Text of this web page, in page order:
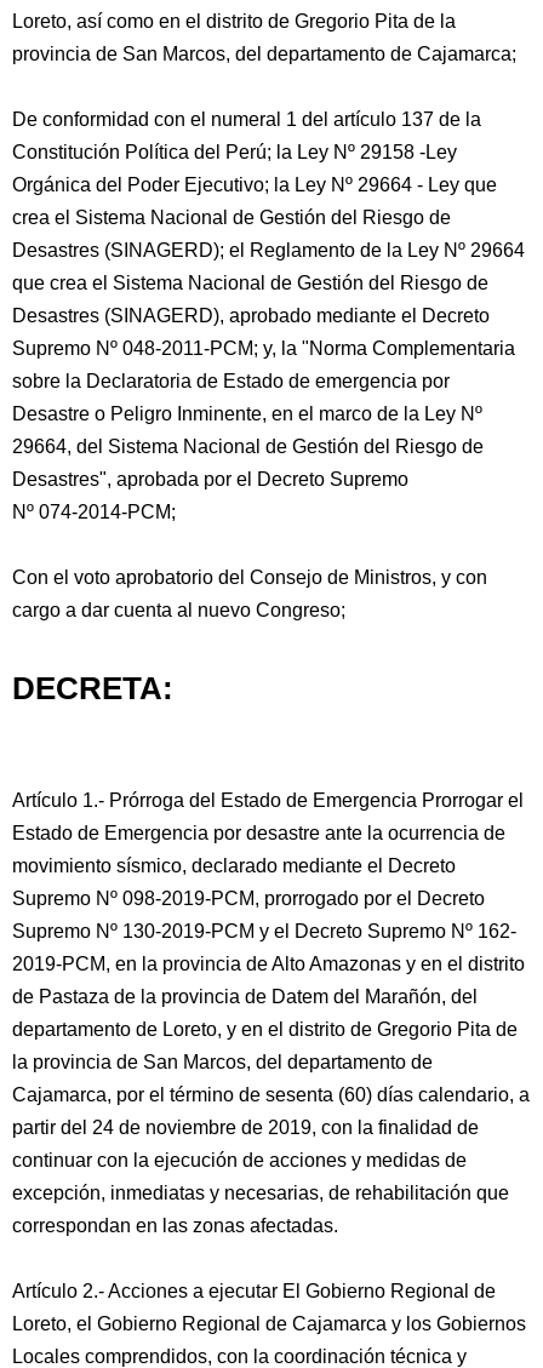
Loreto, así como en el distrito de Gregorio Pita de la
provincia de San Marcos, del departamento de Cajamarca;
De conformidad con el numeral 1 del artículo 137 de la
Constitución Política del Perú; la Ley Nº 29158 -Ley
Orgánica del Poder Ejecutivo; la Ley Nº 29664 - Ley que
crea el Sistema Nacional de Gestión del Riesgo de
Desastres (SINAGERD); el Reglamento de la Ley Nº 29664
que crea el Sistema Nacional de Gestión del Riesgo de
Desastres (SINAGERD), aprobado mediante el Decreto
Supremo Nº 048-2011-PCM; y, la "Norma Complementaria
sobre la Declaratoria de Estado de emergencia por
Desastre o Peligro Inminente, en el marco de la Ley Nº
29664, del Sistema Nacional de Gestión del Riesgo de
Desastres", aprobada por el Decreto Supremo
Nº 074-2014-PCM;
Con el voto aprobatorio del Consejo de Ministros, y con
cargo a dar cuenta al nuevo Congreso;
DECRETA:
Artículo 1.- Prórroga del Estado de Emergencia Prorrogar el
Estado de Emergencia por desastre ante la ocurrencia de
movimiento sísmico, declarado mediante el Decreto
Supremo Nº 098-2019-PCM, prorrogado por el Decreto
Supremo Nº 130-2019-PCM y el Decreto Supremo Nº 162-
2019-PCM, en la provincia de Alto Amazonas y en el distrito
de Pastaza de la provincia de Datem del Marañón, del
departamento de Loreto, y en el distrito de Gregorio Pita de
la provincia de San Marcos, del departamento de
Cajamarca, por el término de sesenta (60) días calendario, a
partir del 24 de noviembre de 2019, con la finalidad de
continuar con la ejecución de acciones y medidas de
excepción, inmediatas y necesarias, de rehabilitación que
correspondan en las zonas afectadas.
Artículo 2.- Acciones a ejecutar El Gobierno Regional de
Loreto, el Gobierno Regional de Cajamarca y los Gobiernos
Locales comprendidos, con la coordinación técnica y